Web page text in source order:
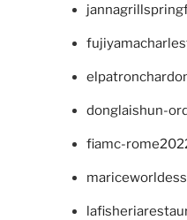
donglaishun-
fiamc-